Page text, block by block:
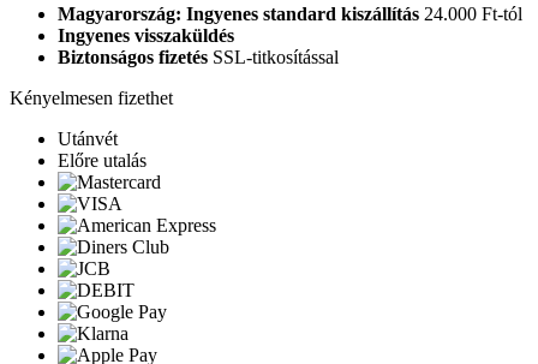
Magyarország: Ingyenes standard kiszállítás 24.000 Ft-tól
Ingyenes visszaküldés
Biztonságos fizetés SSL-titkosítással
Kényelmesen fizethet
Utánvét
Előre utalás